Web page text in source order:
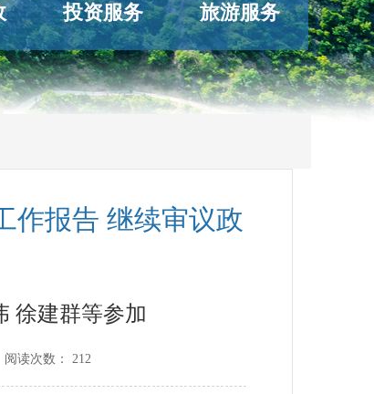
投资服务 旅游服务
作报告 继续审议政
徐建群等参加
读次数： 212